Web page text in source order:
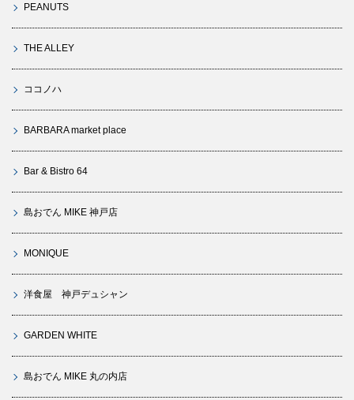
PEANUTS
THE ALLEY
ココノハ
BARBARA market place
Bar & Bistro 64
島おでん MIKE 神戸店
MONIQUE
洋食屋 神戸デュシャン
GARDEN WHITE
島おでん MIKE 丸の内店